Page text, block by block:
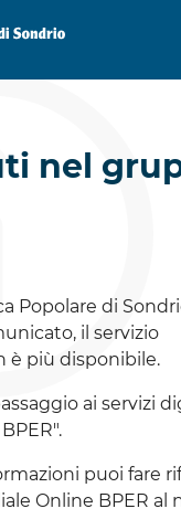
nel
Popolare di
il servizio
è più disponibile.
ai servizi
puoi fare
Online BPER al